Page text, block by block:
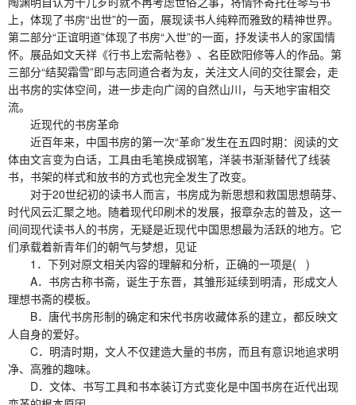
上，体现了书房“出世”的一面，展现读书人纯粹而雅致的精神世界。
第二部分“正谊明道”体现了书房“入世”的一面，抒发读书人的家国情
怀。展品如文天祥《行书上宏斋帖卷》、名臣欧阳修等人的作品。第
三部分“结契霜雪”即与志同道合者为友，关注文人间的交往聚会，走
出书房的实体空间，进一步走向广阔的自然山川，与天地宇宙相交
流。
近现代的书房革命
近百年来，中国书房的第一次“革命”发生在五四时期：阅读的文
体由文言变为白话，工具由毛笔换成钢笔，洋装书渐渐替代了线装
书，书架的样式和放书的方式也完全发生了改变。
对于20世纪初的读书人而言，书房成为新思想和救国思想萌芽、
时代风云汇聚之地。随着现代印刷术的发展，报章杂志的普及，这一
间间现代读书人的书房，无疑是近现代中国思想最为活跃的地方。它
们承载着新青年们的朝气与梦想，见证
1．下列对原文相关内容的理解和分析，正确的一项是( )
A．书房古称书斋，诞生于东晋，其雏形延续到明清，形成文人
理想书斋的模板。
B．唐代书房形制的确定和宋代书房收藏体系的建立，都反映文
人自身的爱好。
C．明清时期，文人不仅建造大量的书房，而且有意识地追求明
净、高雅的趣味。
D．文体、书写工具和书本装订方式变化是中国书房在近代出现